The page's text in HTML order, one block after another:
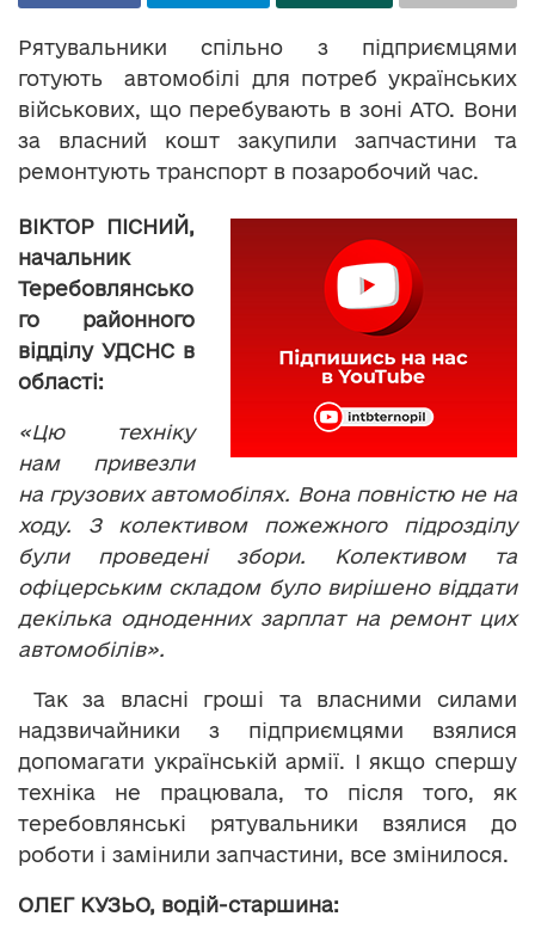
Рятувальники спільно з підприємцями
готують автомобілі для потреб українських
військових, що перебувають в зоні АТО. Вони
за власний кошт закупили запчастини та
ремонтують транспорт в позаробочий час.
ВІКТОР ПІСНИЙ,
начальник
Теребовлянсько
го районного
відділу УДСНС в
області:
«Цю техніку
нам привезли
на грузових автомобілях. Вона повністю не на
ходу. З колективом пожежного підрозділу
були проведені збори. Колективом та
офіцерським складом було вирішено віддати
декілька одноденних зарплат на ремонт цих
автомобілів».
Так за власні гроші та власними силами
надзвичайники з підприємцями взялися
допомагати українській армії. І якщо спершу
техніка не працювала, то після того, як
теребовлянські рятувальники взялися до
роботи і замінили запчастини, все змінилося.
ОЛЕГ КУЗЬО, водій-старшина: